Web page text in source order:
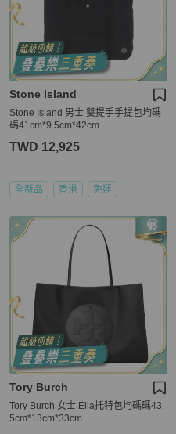
Stone Island
Stone Island 男士 雙提手手提包均碼
碼41cm*9.5cm*42cm
TWD 12,925
全新品 香港 免運
Tory Burch
Tory Burch 女士 Ella托特包均碼碼43.
5cm*13cm*33cm